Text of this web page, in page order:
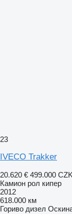
23
IVECO Trakker
20.620 € 499.000 CZK
Камион рол кипер
2012
618.000 км
Гориво дизел